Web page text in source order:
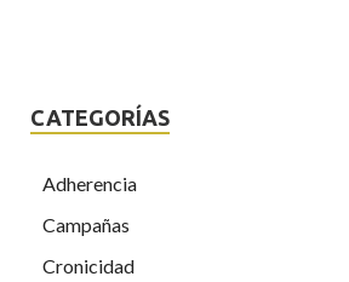
CATEGORÍAS
Adherencia
Campañas
Cronicidad